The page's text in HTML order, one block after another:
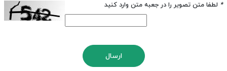
* لطفا متن تصویر را در جعبه متن وارد کنید
ارسال